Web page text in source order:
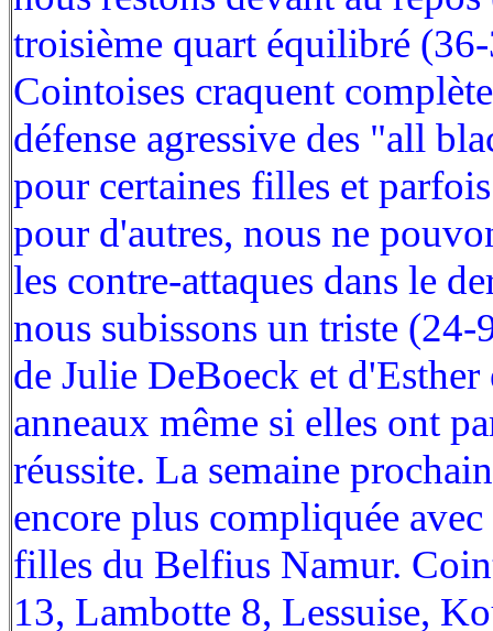
troisième quart équilibré
Cointoises craquent
défense agressive des "all
pour certaines filles et
pour d'autres, nous ne
les contre-attaques dans le
nous subissons un triste (24-
de Julie DeBoeck et d'Esther
anneaux même si elles ont
réussite. La semaine
encore plus compliquée avec
filles du Belfius Namur.
13, Lambotte 8, Lessuise,